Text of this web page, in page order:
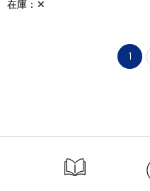
在庫：✕
1